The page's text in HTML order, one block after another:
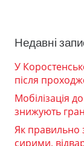
Недавні
У
після
Мобілізація
знижують
Як
сирими,